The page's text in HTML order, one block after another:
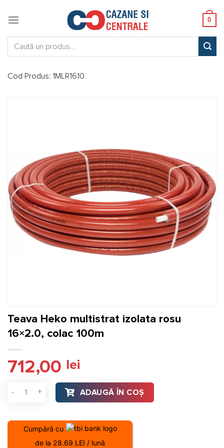
0
Cod Produs: 1MLR1610
Teava Heko multistrat izolata rosu
16×2.0, colac 100m
712,00 lei
Cantitate Teava Heko multistrat izolata rosu 16x2.0, colac
ADAUGĂ ÎN COȘ
Cumpără cu
de la 28.69 LEI / lună